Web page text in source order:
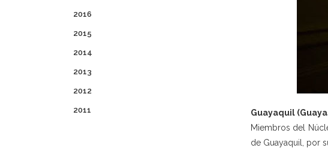
2016
2015
2014
2013
2012
2011 Guayaquil
Miembros del
de Guayaquil, por